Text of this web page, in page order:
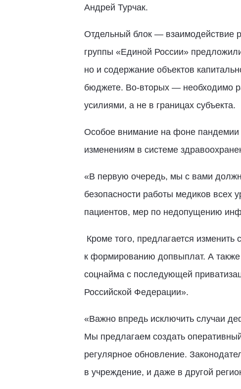
Андрей Турчак.
Отдельный блок — взаимодействие
группы «Единой России»
но и содержание объектов
бюджете. Во-вторых — необходимо
усилиями, а не в границах субъекта.
Особое внимание на фоне пандемии
изменениям в системе
«В первую очередь, мы с вами
безопасности работы медиков всех
пациентов, мер по недопущению
Кроме того, предлагается
к формированию допвыплат. А
соцнайма с последующей
Российской Федерации».
«Важно впредь исключить случаи
Мы предлагаем создать
регулярное обновление.
в учреждение, и даже в другой